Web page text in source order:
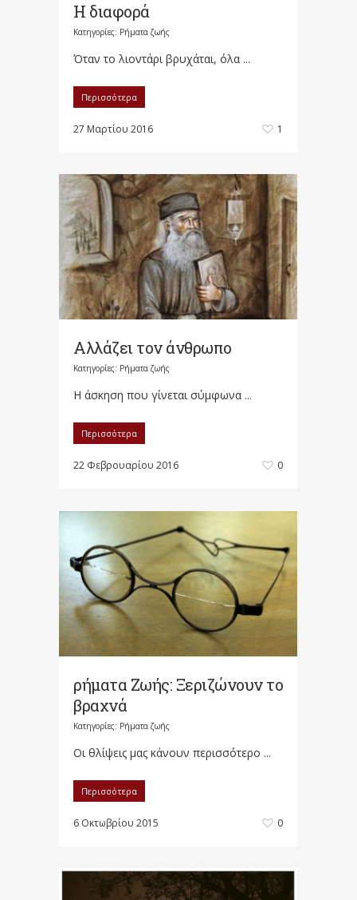
Η διαφορά
Κατηγορίες: Ρήματα ζωής
Όταν το λιοντάρι βρυχάται, όλα ...
Περισσότερα
27 Μαρτίου 2016 1
Αλλάζει τον άνθρωπο
Κατηγορίες: Ρήματα ζωής
Η άσκηση που γίνεται σύμφωνα ...
Περισσότερα
22 Φεβρουαρίου 2016 0
ρήματα Ζωής: Ξεριζώνουν το
βραχνά
Κατηγορίες: Ρήματα ζωής
Οι θλίψεις μας κάνουν περισσότερο ...
Περισσότερα
6 Οκτωβρίου 2015 0